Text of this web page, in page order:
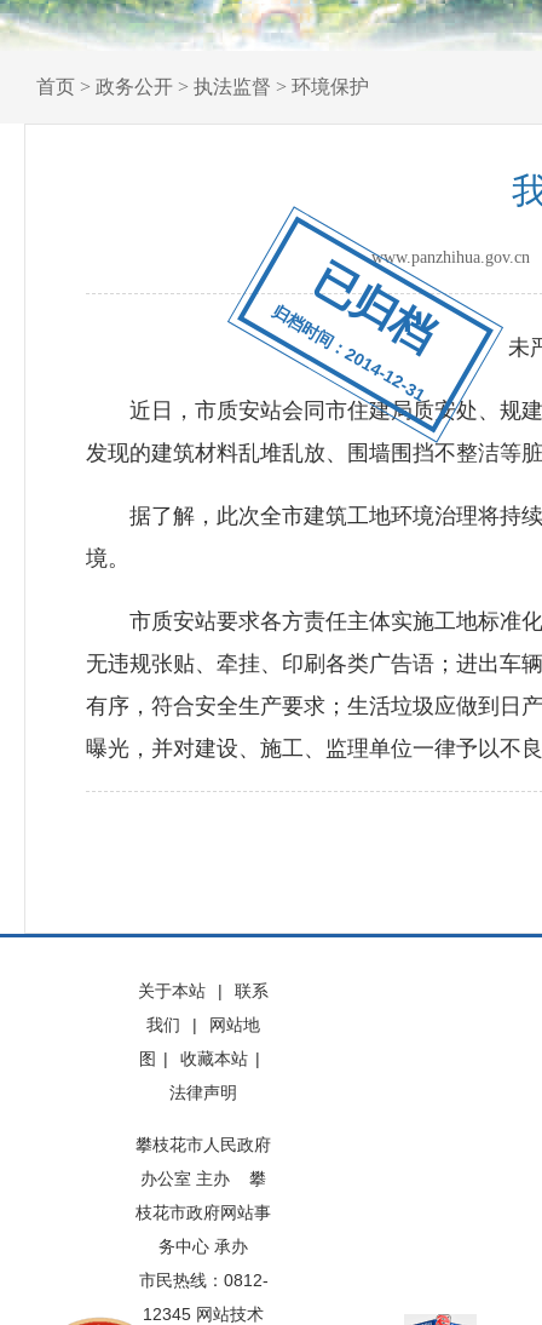
已归档
归档时间：2014-12-31
首页 > 政务公开 > 执法监督 > 环境保护
未
近日，市质安站会同市住建局质安处、规建
发现的建筑材料乱堆乱放、围墙围挡不整洁等
据了解，此次全市建筑工地环境治理将持续
境。
市质安站要求各方责任主体实施工地标准化
无违规张贴、牵挂、印刷各类广告语；进出车
有序，符合安全生产要求；生活垃圾应做到日
曝光，并对建设、施工、监理单位一律予以不
关于本站 |
联系
我们
|
网站地
图 | 收藏本站 |
法律声明
攀枝花市人民政府
办公室 主办 攀
枝花市政府网站事
务中心 承办
市民热线：0812-
12345 网站技术